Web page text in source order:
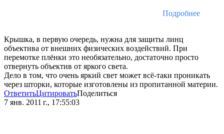
Подробнее
Крышка, в первую очередь, нужна для защиты линц
объектива от внешних физических воздействий. При
перемотке плёнки это необязательно, достаточно просто
отвернуть объектив от яркого света.
Дело в том, что очень яркий свет может всё-таки проникать
через шторки, которые изготовлены из пропитанной материи.
ОтветитьЦитироватьПоделиться
7 янв. 2011 г., 17:55:03